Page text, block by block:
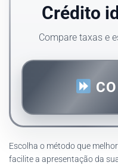
Crédito
Compare taxas e
Escolha o método que
facilite a apresentação da